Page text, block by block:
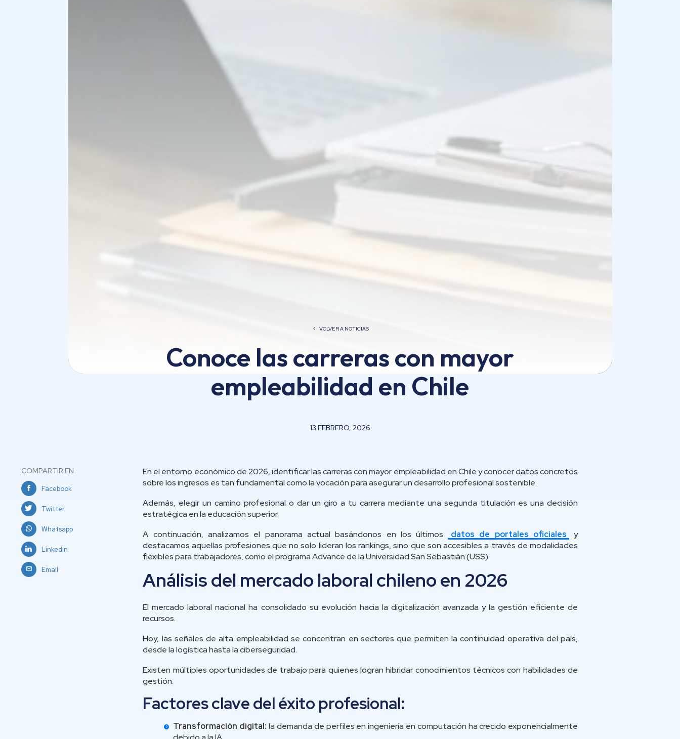
VOLVER A NOTICIAS
Conoce las carreras con mayor
empleabilidad en Chile​
13 FEBRERO, 2026
COMPARTIR EN
Facebook
Twitter
Whatsapp
Linkedin
Email
En el entorno económico de 2026, identificar las carreras con mayor empleabilidad en Chile y conocer datos concretos
sobre los ingresos es tan fundamental como la vocación para asegurar un desarrollo profesional sostenible.
Además, elegir un camino profesional o dar un giro a tu carrera mediante una segunda titulación es una decisión
estratégica en la educación superior.
A continuación, analizamos el panorama actual basándonos en los últimos
datos de portales oficiales
y
destacamos aquellas profesiones que no solo lideran los rankings, sino que son accesibles a través de modalidades
flexibles para trabajadores, como el programa Advance de la Universidad San Sebastián (USS).
Análisis del mercado laboral chileno en 2026
El mercado laboral nacional ha consolidado su evolución hacia la digitalización avanzada y la gestión eficiente de
recursos.
Hoy, las señales de alta empleabilidad se concentran en sectores que permiten la continuidad operativa del país,
desde la logística hasta la ciberseguridad.
Existen múltiples oportunidades de trabajo para quienes logran hibridar conocimientos técnicos con habilidades de
gestión.
Factores clave del éxito profesional:
Transformación digital: la demanda de perfiles en ingeniería en computación ha crecido exponencialmente